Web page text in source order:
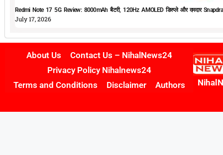
Redmi Note 17 5G Review: 8000mAh बैटरी, 120Hz AMOLED डिस्प्ले और दमदार
July 17, 2026
About Us
Contact Us – NihalNews24
Privacy Policy Nihalnews24
Terms and Conditions
Disclaimer Authors